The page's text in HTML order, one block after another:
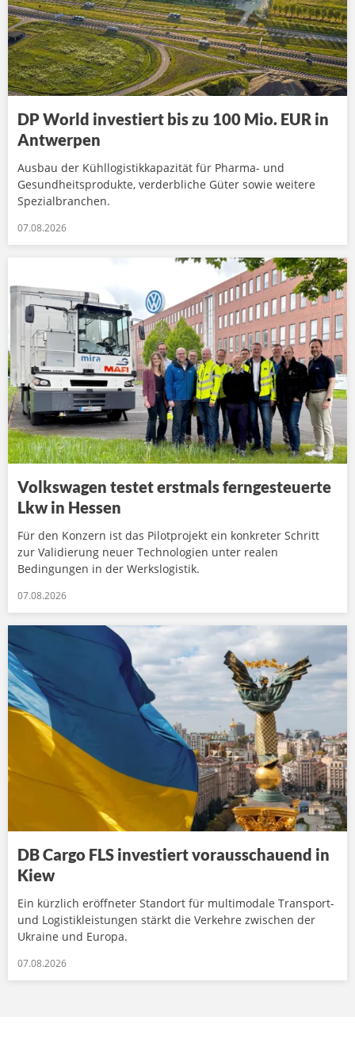
DP World investiert bis zu 100 Mio. EUR in
Antwerpen
Ausbau der Kühllogistikkapazität für Pharma- und
Gesundheitsprodukte, verderbliche Güter sowie weitere
Spezialbranchen.
07.08.2026
Volkswagen testet erstmals ferngesteuerte
Lkw in Hessen
Für den Konzern ist das Pilotprojekt ein konkreter Schritt
zur Validierung neuer Technologien unter realen
Bedingungen in der Werkslogistik.
07.08.2026
DB Cargo FLS investiert vorausschauend in
Kiew
Ein kürzlich eröffneter Standort für multimodale Transport-
und Logistikleistungen stärkt die Verkehre zwischen der
Ukraine und Europa.
07.08.2026